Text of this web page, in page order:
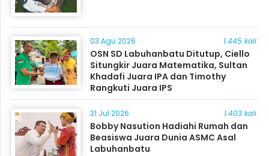
03 Agu 2026 1.445 kali
OSN SD Labuhanbatu Ditutup, Ciello
Situngkir Juara Matematika, Sultan
Khadafi Juara IPA dan Timothy
Rangkuti Juara IPS
31 Jul 2026 1.403 kali
Bobby Nasution Hadiahi Rumah dan
Beasiswa Juara Dunia ASMC Asal
Labuhanbatu